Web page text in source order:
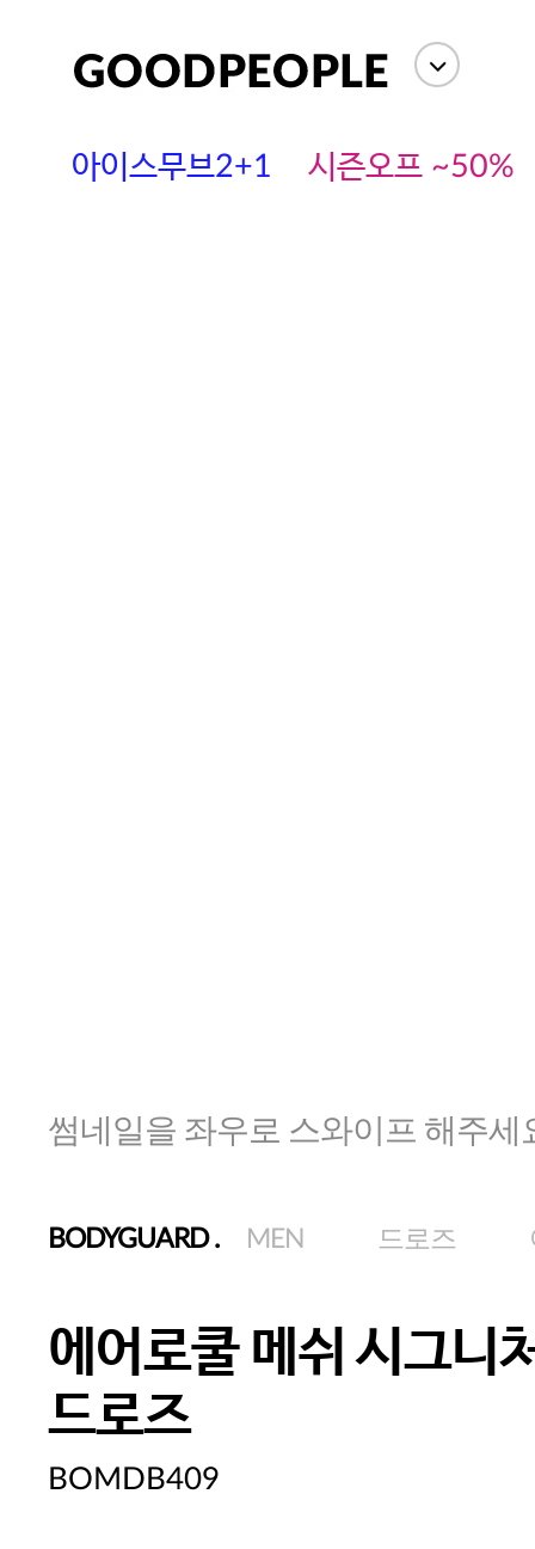
아이스무브2+1 시즌오프 ~50%
썸네일을 좌우로 스와이프 해주세
BODYGUARD. MEN 드로즈
에어로쿨 메쉬 시그니
드로즈
BOMDB409